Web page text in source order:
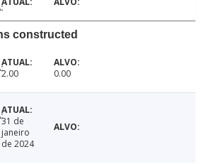
constructed
2.00 0.00
31 de
janeiro
de 2024